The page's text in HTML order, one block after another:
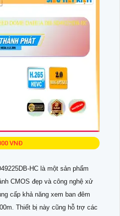
VNĐ
HC là một sản phẩm
CMOS đẹp và công nghệ xử
cấp khả năng xem ban đêm
Thiết bị này cũng hỗ trợ các